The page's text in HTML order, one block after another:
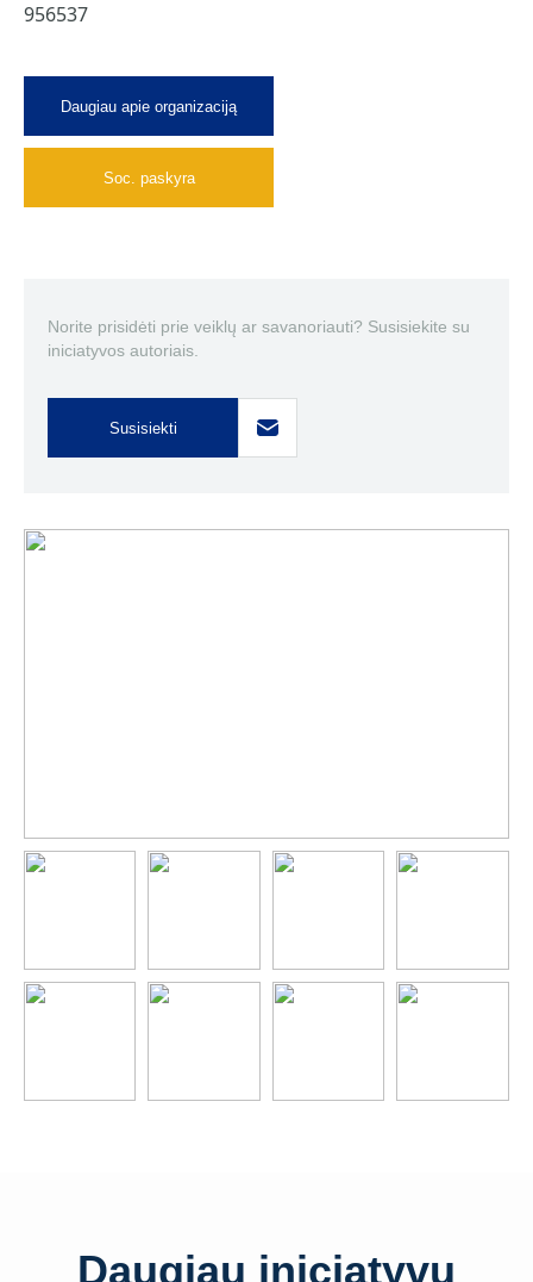
956537
Daugiau apie organizaciją
Soc. paskyra
Norite prisidėti prie veiklų ar savanoriauti? Susisiekite su
iniciatyvos autoriais.
Susisiekti
Daugiau iniciatyvų